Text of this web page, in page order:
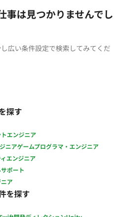
事は見つかりませんでし
広い条件設定で検索してみてくだ
探す
エンジニア
ニアゲームプログラマ・エンジニア
エンジニア
ポート
ア
を探す